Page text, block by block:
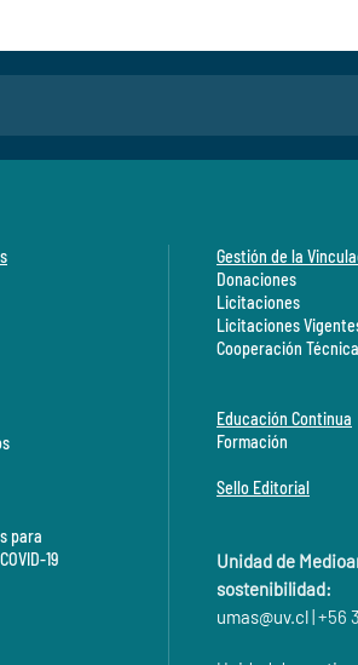
para
19
Gestión de la
Donaciones
Licitaciones
Licitaciones
Cooperación Técnica
Educación Continua
Formación
Sello Editorial
Unidad de
sostenibilidad:
umas@uv.cl| +56